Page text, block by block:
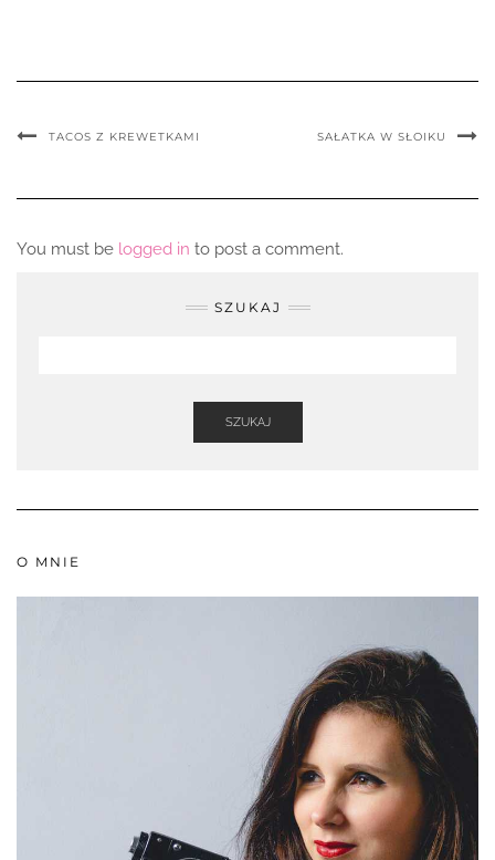
TACOS Z KREWETKAMI SAŁATKA W SŁOIKU
You must be logged in to post a comment.
SZUKAJ
SZUKAJ
O MNIE